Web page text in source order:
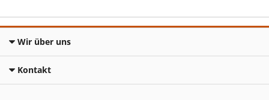
Wir über uns
Kontakt